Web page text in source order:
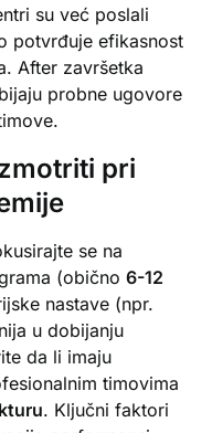
su već poslali
potvrđuje efikasnost
After završetka
probne ugovore
pri
se na
(obično6-12
nastave (npr.
u dobijanju
da li imaju
timovima
. Ključni faktori